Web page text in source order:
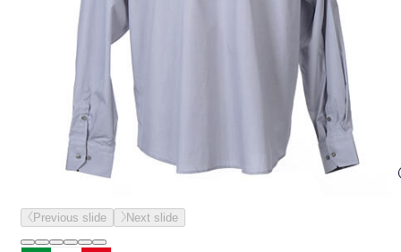
Previous slide Next slide